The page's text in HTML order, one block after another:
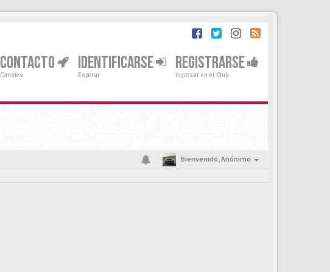
CONTACTO
Canales
IDENTIFICARSE
Esperar
REGISTRARSE
Ingresar en el Club
Bienvenido,Anónimo